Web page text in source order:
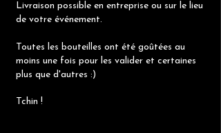
Livraison possible en entreprise ou sur le lieu
de votre événement.
Toutes les bouteilles ont été goûtées au
moins une fois pour les valider et certaines
plus que d'autres :)
Tchin !